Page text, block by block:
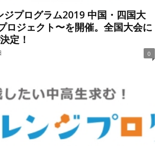
ジプログラム2019 中国・四国大
ロジェクト〜を開催。全国大会に
定！
0